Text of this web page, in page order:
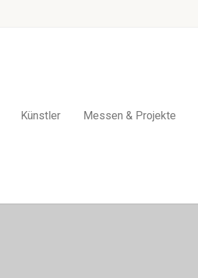
Künstler Messen & Projekte